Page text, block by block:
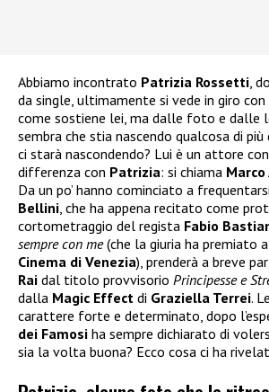
Abbiamo incontrato Patrizia Rossetti ,
da single, ultimamente si vede in giro con
come sostiene lei, ma dalle foto e dalle
sembra che stia nascendo qualcosa di più
ci starà nascondendo? Lui è un attore
differenza con Patrizia: si chiama
Da un po’ hanno cominciato a
Bellini , che ha appena recitato come
cortometraggio del regista Fabio
sempre con me(che la giuria ha premiato
Cinema di Venezia), prenderà a breve
Rai dal titolo provvisorio Principesse e
dalla Magic Effect di Graziella Terrei.
carattere forte e determinato, dopo
dei Famosi ha sempre dichiarato di
sia la volta buona? Ecco cosa ci ha